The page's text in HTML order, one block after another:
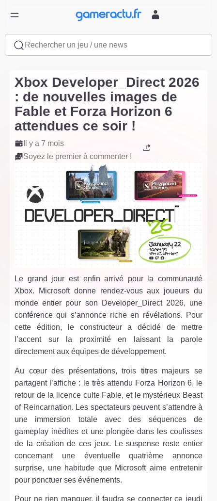
Rechercher un jeu / une news
Xbox Developer_Direct 2026
: de nouvelles images de
Fable et Forza Horizon 6
attendues ce soir !
Il y a 7 mois
Soyez le premier à commenter !
Le grand jour est enfin arrivé pour la communauté
Xbox. Microsoft donne rendez-vous aux joueurs du
monde entier pour son Developer_Direct 2026, une
conférence qui s’annonce riche en révélations. Pour
cette édition, le constructeur a décidé de mettre
l’accent sur la proximité en laissant la parole
directement aux équipes de développement.
Au cœur des présentations, trois titres majeurs se
partagent l’affiche : le très attendu Forza Horizon 6, le
retour de la licence culte Fable, et le mystérieux Beast
of Reincarnation. Les spectateurs peuvent s’attendre à
une immersion totale avec des séquences de
gameplay inédites et une plongée dans les coulisses
de la création de ces jeux. Le suspense reste entier
concernant une éventuelle quatrième annonce
surprise, une habitude que Microsoft aime entretenir
pour ponctuer ses événements.
Pour ne rien manquer, il faudra se connecter ce jeudi